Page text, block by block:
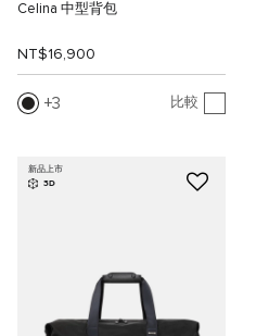
Celina 中型背包
NT$16,900
3 比較
新品上市
3D